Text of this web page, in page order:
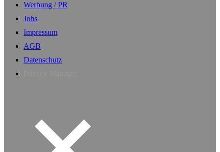
Werbung / PR
Jobs
Impressum
AGB
Datenschutz